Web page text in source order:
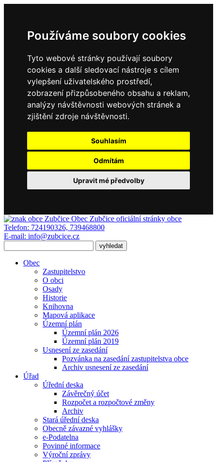
Používáme soubory cookies
Tyto webové stránky používají soubory
cookies a další sledovací nástroje s cílem
vylepšení uživatelského prostředí,
zobrazení přizpůsobeného obsahu a reklam,
analýzy návštěvnosti webových stránek a
zjištění zdroje návštěvnosti.
Souhlasím
Odmítám
Upravit mé předvolby
Obec Zubčice oficiální stránky obce
Telefon: 724190326, 739468800
E-mail: info@zubcice.cz
Obec
Zastupitelstvo
O obci
Osady
Historie
Knihovna
Mapová aplikace
Územní plán
Územní plán 2026
Územní plán 2019
Usnesení ze zasedání
Pozvánka na zasedání zastupitelstva obce
Archiv usnesení ze zasedání
Úřad
Úřední deska
Závěrečný účet
Rozpočet a rozpočtové změny
Archiv
Stará úřední deska
Obecně závazné vyhlášky
e-Podatelna
Povinné informace
Výroční zprávy